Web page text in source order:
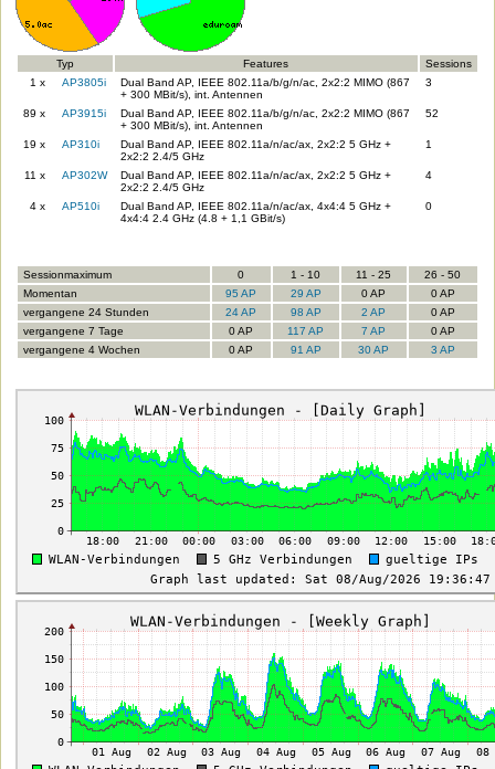
Typ Features
Sessions
1 x
AP3805i
Dual Band AP, IEEE 802.11a/b/g/n/ac, 2x2:2 MIMO (867
+ 300 MBit/s), int. Antennen
3
89 x AP3915i
Dual Band AP, IEEE 802.11a/b/g/n/ac, 2x2:2 MIMO (867
+ 300 MBit/s), int. Antennen
52
19 x AP310i
Dual Band AP, IEEE 802.11a/n/ac/ax, 2x2:2 5 GHz +
2x2:2 2.4/5 GHz
1
11 x AP302W
Dual Band AP, IEEE 802.11a/n/ac/ax, 2x2:2 5 GHz +
2x2:2 2.4/5 GHz
4
4 x AP510i
Dual Band AP, IEEE 802.11a/n/ac/ax, 4x4:4 5 GHz +
4x4:4 2.4 GHz (4.8 + 1,1 GBit/s)
0
Sessionmaximum 0 1 - 10 11 - 25
26 - 50
Momentan
95 AP 29 AP 0 AP
0 AP
vergangene 24 Stunden
24 AP 98 AP 2 AP
0 AP
vergangene 7 Tage
0 AP 117 AP 7 AP
0 AP
vergangene 4 Wochen
0 AP 91 AP 30 AP 3 AP